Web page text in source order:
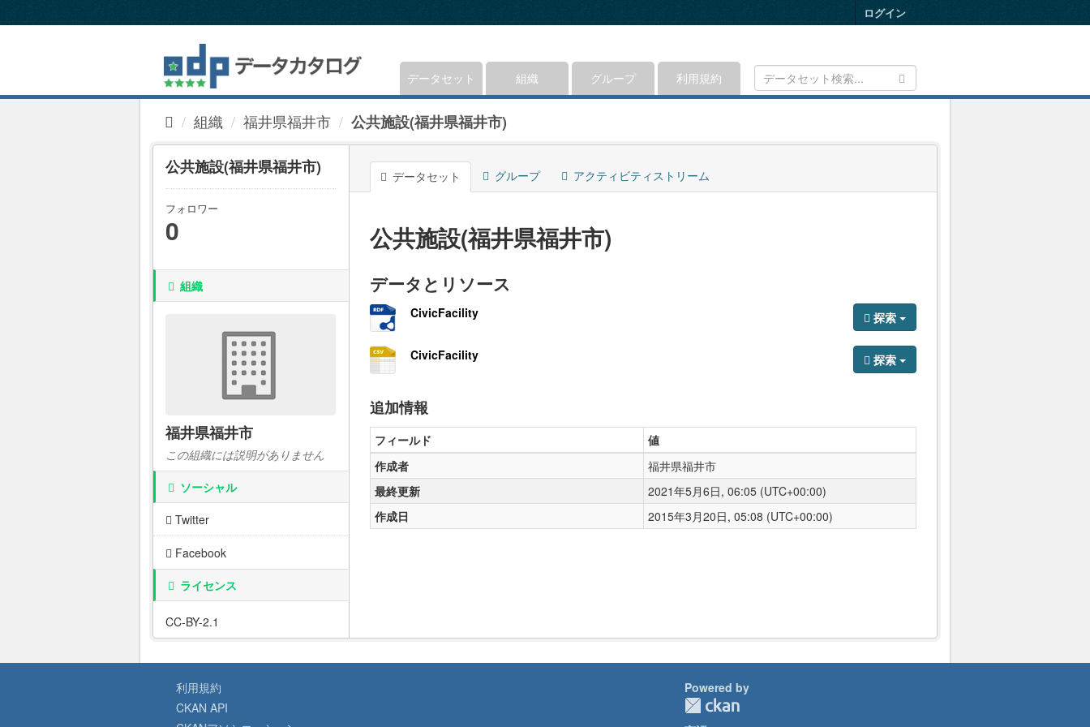
キ
ログイン
データセット 組織 グループ 利用規約
組織 福井県福井市 公共施設(福井県福井市)
公共施設(福井県福井市)
フォロワー
0
組織
福井県福井市
この組織には説明がありません
ソーシャル
Twitter
Facebook
ライセンス
CC-BY-2.1
データセット グループ アクティビティストリーム
公共施設(福井県福井市)
データとリソース
CivicFacility 探索
CivicFacility 探索
追加情報
フィールド
値
作成者
福井県福井市
最終更新
2021年5月6日, 06:05 (UTC+00:00)
作成日
2015年3月20日, 05:08 (UTC+00:00)
利用規約
CKAN API
Powered by